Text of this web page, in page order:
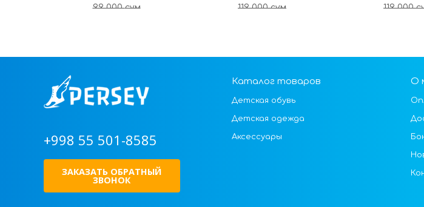
99 000сум 119 000сум 119 000
+998 55 501-8585
ЗАКАЗАТЬ ОБРАТНЫЙ
ЗВОНОК
Каталог товаров
Детская обувь
Детская одежда
Аксессуары
О